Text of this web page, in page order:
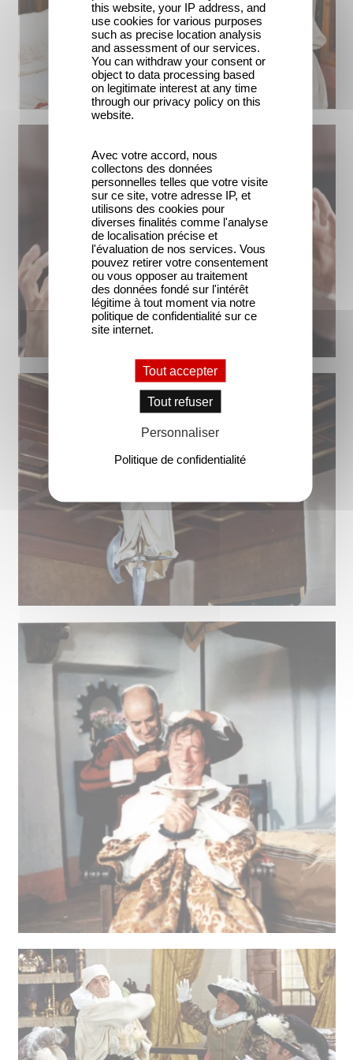
this website, your IP address, and
use cookies for various purposes
such as precise location analysis
and assessment of our services.
You can withdraw your consent or
object to data processing based
on legitimate interest at any time
through our privacy policy on this
website.
Avec votre accord, nous
collectons des données
personnelles telles que votre visite
sur ce site, votre adresse IP, et
utilisons des cookies pour
diverses finalités comme l'analyse
de localisation précise et
l'évaluation de nos services. Vous
pouvez retirer votre consentement
ou vous opposer au traitement
des données fondé sur l'intérêt
légitime à tout moment via notre
politique de confidentialité sur ce
site internet.
Tout accepter
Tout refuser
Personnaliser
Politique de confidentialité